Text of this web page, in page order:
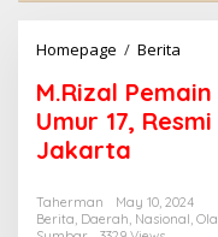
Homepage / Berita
R
i
z
P
e
M.Rizal
Umur 17,
Jakarta
Taherman
May 10, 2024
Berita, Daerah, Nasional,